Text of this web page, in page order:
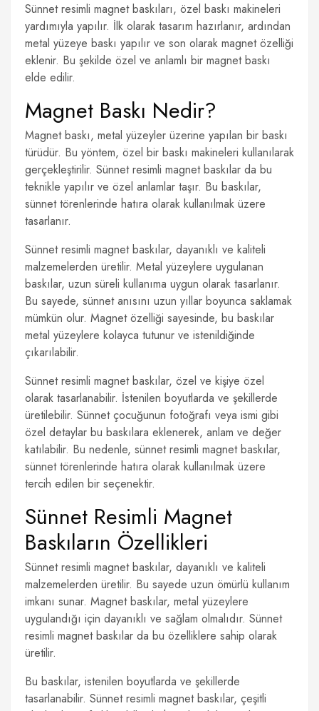
Sünnet resimli magnet baskıları, özel baskı makineleri
yardımıyla yapılır. İlk olarak tasarım hazırlanır, ardından
metal yüzeye baskı yapılır ve son olarak magnet özelliği
eklenir. Bu şekilde özel ve anlamlı bir magnet baskı
elde edilir.
Magnet Baskı Nedir?
Magnet baskı, metal yüzeyler üzerine yapılan bir baskı
türüdür. Bu yöntem, özel bir baskı makineleri kullanılarak
gerçekleştirilir. Sünnet resimli magnet baskılar da bu
teknikle yapılır ve özel anlamlar taşır. Bu baskılar,
sünnet törenlerinde hatıra olarak kullanılmak üzere
tasarlanır.
Sünnet resimli magnet baskılar, dayanıklı ve kaliteli
malzemelerden üretilir. Metal yüzeylere uygulanan
baskılar, uzun süreli kullanıma uygun olarak tasarlanır.
Bu sayede, sünnet anısını uzun yıllar boyunca saklamak
mümkün olur. Magnet özelliği sayesinde, bu baskılar
metal yüzeylere kolayca tutunur ve istenildiğinde
çıkarılabilir.
Sünnet resimli magnet baskılar, özel ve kişiye özel
olarak tasarlanabilir. İstenilen boyutlarda ve şekillerde
üretilebilir. Sünnet çocuğunun fotoğrafı veya ismi gibi
özel detaylar bu baskılara eklenerek, anlam ve değer
katılabilir. Bu nedenle, sünnet resimli magnet baskılar,
sünnet törenlerinde hatıra olarak kullanılmak üzere
tercih edilen bir seçenektir.
Sünnet Resimli Magnet
Baskıların Özellikleri
Sünnet resimli magnet baskılar, dayanıklı ve kaliteli
malzemelerden üretilir. Bu sayede uzun ömürlü kullanım
imkanı sunar. Magnet baskılar, metal yüzeylere
uygulandığı için dayanıklı ve sağlam olmalıdır. Sünnet
resimli magnet baskılar da bu özelliklere sahip olarak
üretilir.
Bu baskılar, istenilen boyutlarda ve şekillerde
tasarlanabilir. Sünnet resimli magnet baskılar, çeşitli